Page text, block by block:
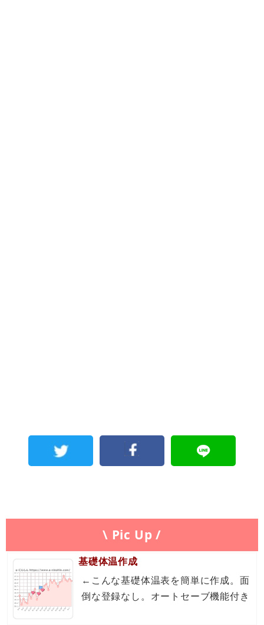
\ Pic Up /
基礎体温作成
←こんな基礎体温表を簡単に作成。面
倒な登録なし。オートセーブ機能付き